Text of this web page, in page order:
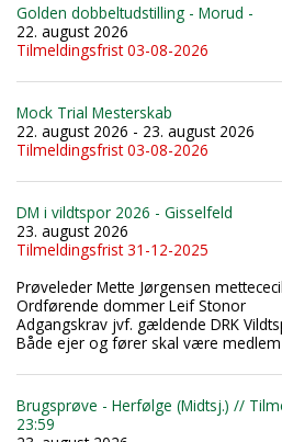
Golden dobbeltudstilling - Morud -
22. august 2026
Tilmeldingsfrist 03-08-2026
Mock Trial Mesterskab
22. august 2026 - 23. august 2026
Tilmeldingsfrist 03-08-2026
DM i vildtspor 2026 - Gisselfeld
23. august 2026
Tilmeldingsfrist 31-12-2025
Prøveleder Mette Jørgensen
Ordførende dommer Leif Stonor
Adgangskrav jvf. gældende DRK
Både ejer og fører skal være medlem
Brugsprøve - Herfølge (Midtsj.) //
23:59